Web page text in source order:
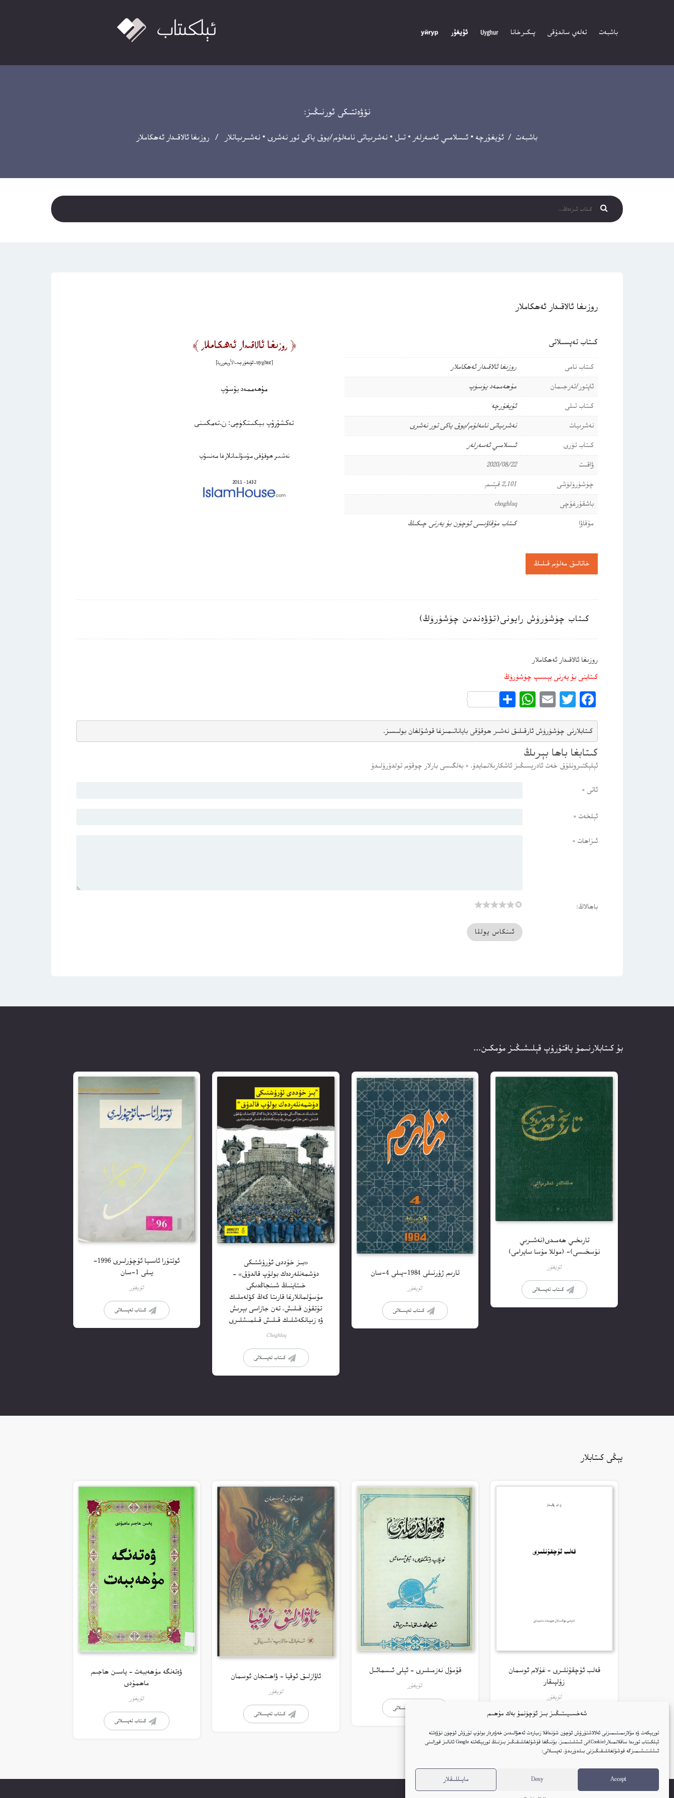
شەخسىيىتىڭىز بىز ئۈچۈنمۇ بەك مۇھىم
توربېكەت ۋە مۇلازىمىتىمىزنى ئەلالاشتۇرۇش ئۈچۈن شۇنداقلا زىيارەت ئەھۋالىدىن خەۋەردار بولۇپ تۇرۇش ئۈچۈن نۆۋەتتە
ئېلكىتاب تورىدا ساقلانمىلار(Cookie)نى ئىشلىتىمىز. بۇنىڭغا قۇشۇلغانلىقىڭىز بىزنىڭ توربېكەتتە Google ئانالىز قورالىنى
ئىشلىتىشىمىزگە قوشۇلغانلىقىڭىزنى بىلدۈرىدۇ. تەپسىلاتى:
Accept
Deny مايىللىقلار
باشبەت تەلەي ساندۇقى پىكىرخانا
نۆۋەتتىكى ئورنىڭىز:
باشبەت / ئۇيغۇرچە • ئىسلامىي ئەسەرلەر • تىل • نەشرىياتى نامەلۇم/يوق ياكى تور نەشرى • نەشىرىياتلار / روزىغا ئالاقىدار ئەھكاملار
روزىغا ئالاقىدار ئەھكاملار
كىتاب تەپسىلاتى
كىتاب نامى
روزىغا ئالاقىدار ئەھكاملار
ئاپتور/تەرجىمان
مۇھەممەد يۈسۈپ
كىتاب تىلى
ئۇيغۇرچە
نەشرىيات
نەشرىياتى نامەلۇم/يوق ياكى تور نەشرى
كىتاب تۈرى
ئىسلامىي ئەسەرلەر
ۋاقىت
2020/08/22
چۈشۈرۈلۈشى
2,101 قېتىم
باشقۇرغۇچى
choghluq
مۇقاۋا
كىتاب مۇقاۋىسى ئۈچۈن بۇ يەرنى چىكىڭ
خاتالىق مەلۇم قىلىڭ
كىتاب چۈشۈرۈش رايونى(تۆۋەندىن چۈشۈرۈڭ)
روزىغا ئالاقىدار ئەھكاملار
كىتابنى بۇ يەرنى بېسىپ چۈشۈرۈڭ
Facebook
Twitter
Email
WhatsApp
Share
كىتابلارنى چۈشۈرۈش ئارقىلىق نەشىر ھوقۇقى باياناتىمىزغا قوشۇلغان بولىسىز.
كىتابغا باھا بېرىڭ
ئېلېكتىرونلۇق خەت ئادرېسىڭىز ئاشكارىلانمايدۇ. * بەلگىسى بارلار چوقۇم تولدۇرۇلىدۇ
ئاتى *
ئېلخەت *
ئىزاھات *
باھالاڭ:
بۇ كىتابلارنىمۇ ياقتۇرۇپ قېلىشىڭىز مۇمكىن...
تارىخىي ھەمىدى(نەشىرىي
نۇسخىسى)- (موللا مۇسا سايرامى)
ئۇيغۇر
كىتاب تەپسىلاتى
تارىم ژۇرنىلى 1984-يىلى 4-سان
ئۇيغۇر
كىتاب تەپسىلاتى
«بىز خۇددى ئۇرۇشتىكى
دۈشمەنلەردەك بولۇپ قالدۇق» –
خىتاينىڭ شىنجاڭدىكى
مۇسۇلمانلارغا قارىتا كەڭ كۆلەملىك
تۇتقۇن قىلىش، تەن جازاسى بېرىش
ۋە زىيانكەشلىك قىلىش قىلمىشلىرى
Choghluq
كىتاب تەپسىلاتى
ئوتتۇرا ئاسىيا ئۇچۇرلىرى 1996-
يىلى 1-سان
ئۇيغۇر
كىتاب تەپسىلاتى
يېڭى كىتابلار
قەلب ئۇچقۇنلىرى – غۇلام ئوسمان
زۇلپىقار
ئۇيغۇر
كىتاب تەپسىلاتى
قۇمۇل نەزمىلىرى – ئېلى ئىسمائىل
ئۇيغۇر
كىتاب تەپسىلاتى
ئاۋازلىق ئوقيا – ۋاھىتجان ئوسمان
ئۇيغۇر
كىتاب تەپسىلاتى
ۋەتەنگە مۇھەببەت – ياسىن ھاجىم
ماھمۇدى
ئۇيغۇر
كىتاب تەپسىلاتى